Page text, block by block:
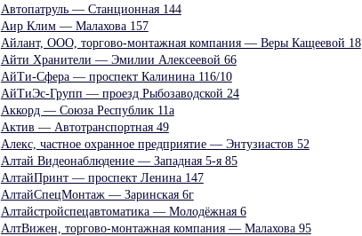
Автопатруль — Станционная 144
Аир Клим — Малахова 157
Айлант, ООО, торгово-монтажная компания — Веры Кащеевой 18
Айти Хранители — Эмилии Алексеевой 66
АйТи-Сфера — проспект Калинина 116/10
АйТиЭс-Групп — проезд Рыбозаводской 24
Аккорд — Союза Республик 11а
Актив — Автотранспортная 49
Алекс, частное охранное предприятие — Энтузиастов 52
Алтай Видеонаблюдение — Западная 5-я 85
АлтайПринт — проспект Ленина 147
АлтайСпецМонтаж — Заринская 6г
Алтайстройспецавтоматика — Молодёжная 6
АлтВижен, торгово-монтажная компания — Малахова 95